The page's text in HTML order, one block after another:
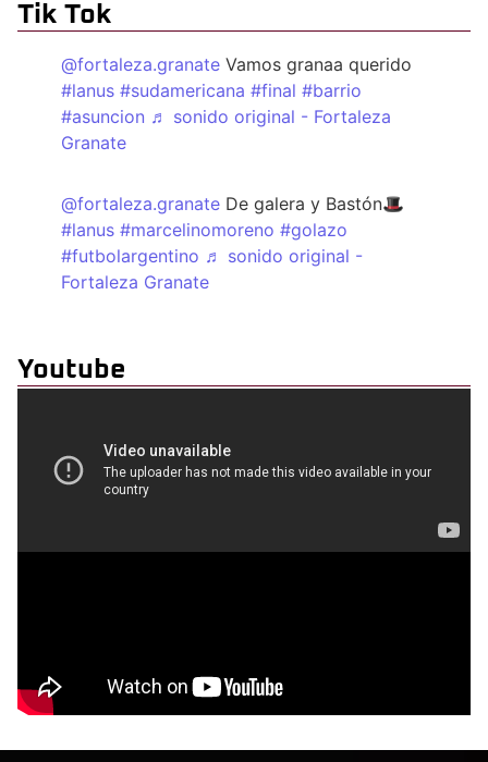
Tik Tok
@fortaleza.granate Vamos granaa querido
#lanus #sudamericana #final #barrio
#asuncion ♬ sonido original - Fortaleza
Granate
@fortaleza.granate De galera y Bastón🎩
#lanus #marcelinomoreno #golazo
#futbolargentino ♬ sonido original -
Fortaleza Granate
Youtube